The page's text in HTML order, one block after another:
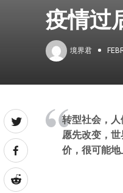
疫情过
境界君
转型社会，
愿先改变，
价，很可能地